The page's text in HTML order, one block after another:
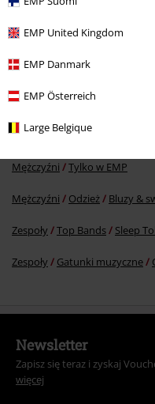
EMP United Kingdom
EMP Danmark
EMP Österreich
Large Belgique
Mężczyźni Odzież Bluzy &
Mężczyźni Tylko w EMP
Mężczyźni Odzież Bluzy &
Zespoły Top Bands Sleep
Zespoły Gatunki muzyczne
Newsletter
Zapisz się teraz i zyskaj
więcej